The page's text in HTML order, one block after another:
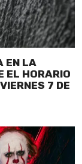
EN LA
EL HORARIO
7 DE